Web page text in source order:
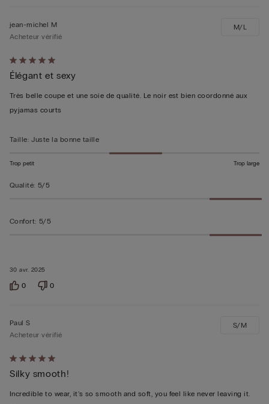
Évalué
5sur 5
30 avr. 2025
jean-michel M
Acheteur vérifié
Élégant et sexy
Très belle coupe et une soie de qualité. Le noir est bien coordonné aux
pyjamas courts
M/L
Taille: Juste la bonne taille
Trop petit Trop large
Qualité: 5/5
Confort: 5/5
0 0
Évalué
5sur 5
Paul S
Acheteur vérifié
Silky smooth!
Incredible to wear, it's so smooth and soft, you feel like never leaving it.
S/M